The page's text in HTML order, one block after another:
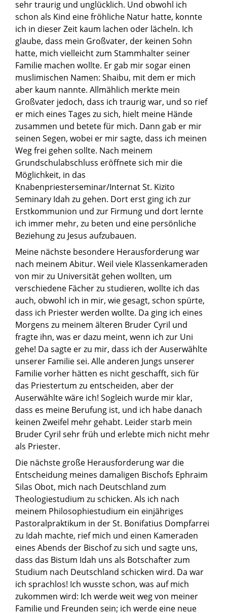
sehr traurig und unglücklich. Und obwohl ich
schon als Kind eine fröhliche Natur hatte, konnte
ich in dieser Zeit kaum lachen oder lächeln. Ich
glaube, dass mein Großvater, der keinen Sohn
hatte, mich vielleicht zum Stammhalter seiner
Familie machen wollte. Er gab mir sogar einen
muslimischen Namen: Shaibu, mit dem er mich
aber kaum nannte. Allmählich merkte mein
Großvater jedoch, dass ich traurig war, und so rief
er mich eines Tages zu sich, hielt meine Hände
zusammen und betete für mich. Dann gab er mir
seinen Segen, wobei er mir sagte, dass ich meinen
Weg frei gehen sollte. Nach meinem
Grundschulabschluss eröffnete sich mir die
Möglichkeit, in das
Knabenpriesterseminar/Internat St. Kizito
Seminary Idah zu gehen. Dort erst ging ich zur
Erstkommunion und zur Firmung und dort lernte
ich immer mehr, zu beten und eine persönliche
Beziehung zu Jesus aufzubauen.
Meine nächste besondere Herausforderung war
nach meinem Abitur. Weil viele Klassenkameraden
von mir zu Universität gehen wollten, um
verschiedene Fächer zu studieren, wollte ich das
auch, obwohl ich in mir, wie gesagt, schon spürte,
dass ich Priester werden wollte. Da ging ich eines
Morgens zu meinem älteren Bruder Cyril und
fragte ihn, was er dazu meint, wenn ich zur Uni
gehe! Da sagte er zu mir, dass ich der Auserwählte
unserer Familie sei. Alle anderen Jungs unserer
Familie vorher hätten es nicht geschafft, sich für
das Priestertum zu entscheiden, aber der
Auserwählte wäre ich! Sogleich wurde mir klar,
dass es meine Berufung ist, und ich habe danach
keinen Zweifel mehr gehabt. Leider starb mein
Bruder Cyril sehr früh und erlebte mich nicht mehr
als Priester.
Die nächste große Herausforderung war die
Entscheidung meines damaligen Bischofs Ephraim
Silas Obot, mich nach Deutschland zum
Theologiestudium zu schicken. Als ich nach
meinem Philosophiestudium ein einjähriges
Pastoralpraktikum in der St. Bonifatius Dompfarrei
zu Idah machte, rief mich und einen Kameraden
eines Abends der Bischof zu sich und sagte uns,
dass das Bistum Idah uns als Botschafter zum
Studium nach Deutschland schicken wird. Da war
ich sprachlos! Ich wusste schon, was auf mich
zukommen wird: Ich werde weit weg von meiner
Familie und Freunden sein; ich werde eine neue